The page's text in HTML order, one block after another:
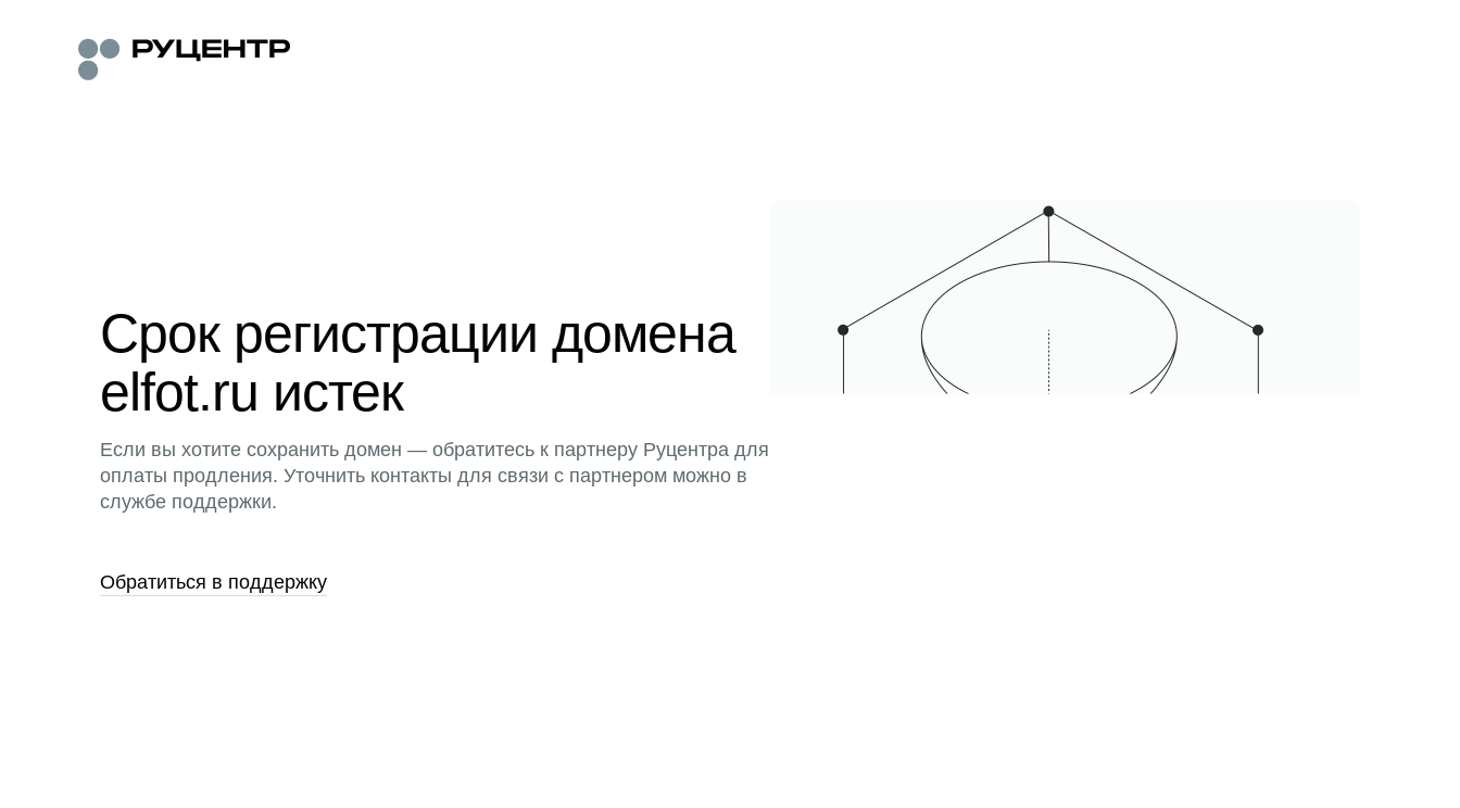
Срок регистрации домена
elfot.ru истек
Если вы хотите сохранить домен — обратитесь к партнеру Руцентра для
оплаты продления. Уточнить контакты для связи с партнером можно в
службе поддержки.
Обратиться в поддержку